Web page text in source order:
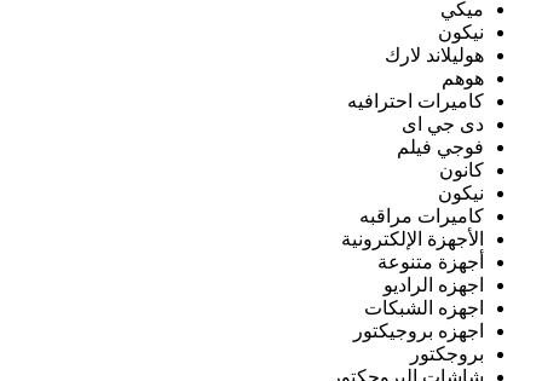
ميكي
نيكون
هوليلاند لارك
هوهم
كاميرات احترافيه
دى جي اى
فوجي فيلم
كانون
نيكون
كاميرات مراقبه
الأجهزة الإلكترونية
أجهزة متنوعة
اجهزه الراديو
اجهزه الشبكات
اجهزه بروجيكتور
بروجكتور